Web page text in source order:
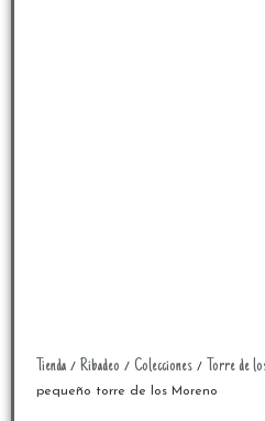
Tienda / Ribadeo / Colecciones / Torre de
pequeño torre de los Moreno